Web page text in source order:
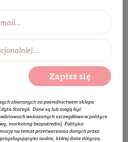
Zapisz się
zbieranych za pośrednictwem sklepu
Starzyk. Dane są lub mogą być
wskazanych szczegółowo wpolityce
marketing bezpośredni). Polityka
na temat przetwarzania danych przez
osobie, której dane dotyczą.